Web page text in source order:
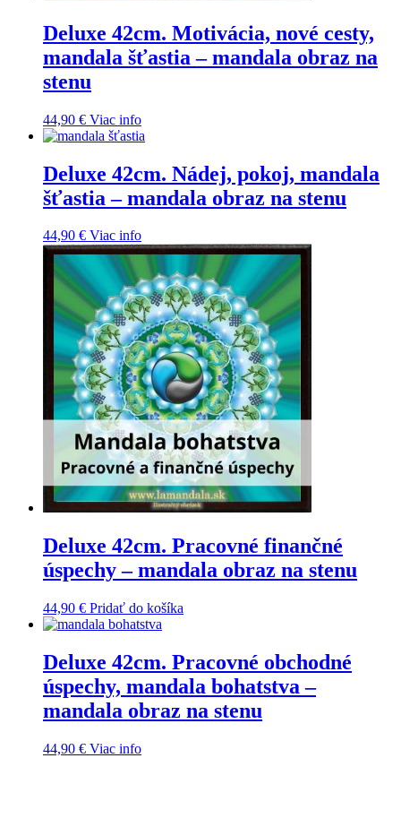
Deluxe 42cm. Motivácia, nové cesty,
mandala šťastia – mandala obraz na
stenu
44,90 € Viac info
Deluxe 42cm. Nádej, pokoj, mandala
šťastia – mandala obraz na stenu
44,90 € Viac info
Deluxe 42cm. Pracovné finančné
úspechy – mandala obraz na stenu
44,90 € Pridať do košíka
Deluxe 42cm. Pracovné obchodné
úspechy, mandala bohatstva –
mandala obraz na stenu
44,90 € Viac info